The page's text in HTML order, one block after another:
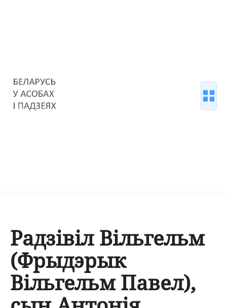
Радзівіл Вільгельм
(Фрыдэрык
Вільгельм Павел),